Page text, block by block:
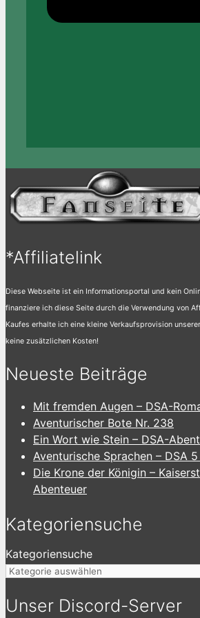
*Affiliatelink
Diese Webseite ist ein Informationsportal und kein
finanziere ich diese Seite durch die Verwendung von
Kaufes erhalte ich eine kleine Verkaufsprovision
keine zusätzlichen Kosten!
Neueste Beiträge
Mit fremden Augen – DSA-
Aventurischer Bote Nr. 238
Ein Wort wie Stein – DSA-
Aventurische Sprachen – DSA
Die Krone der Königin –
Abenteuer
Kategoriensuche
Kategoriensuche
Unser Discord-Server